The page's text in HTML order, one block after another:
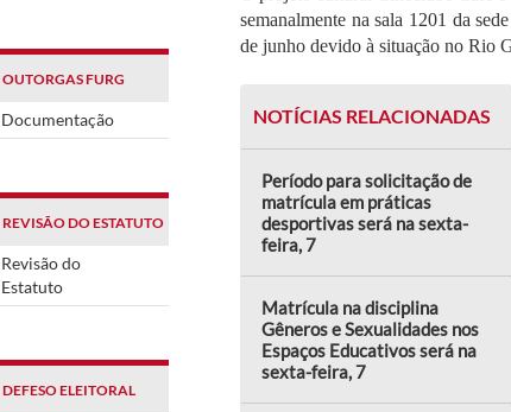
OUTORGAS FURG
Documentação
REVISÃO DO ESTATUTO
Revisão do
Estatuto
DEFESO ELEITORAL
semanalmente na sala 1201 da
de junho devido à situação no Rio
NOTÍCIAS RELACIONADAS
Período para solicitação de
matrícula em práticas
desportivas será na sexta-
feira, 7
Matrícula na disciplina
Gêneros e Sexualidades nos
Espaços Educativos será na
sexta-feira, 7